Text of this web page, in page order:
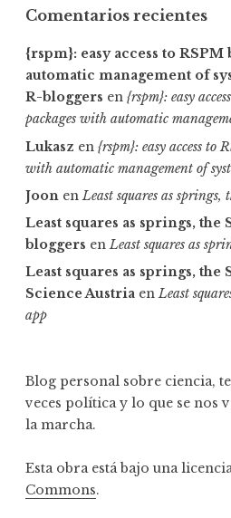
Comentarios recientes
{rspm}: easy access to
automatic management of
R-bloggers en {rspm}: easy
packages with automatic
Lukasz en {rspm}: easy access to
with automatic management of
Joon enLeast squares as springs,
Least squares as springs, the
bloggers enLeast squares as
Least squares as springs, the
Science Austria enLeast
app
Blog personal sobre ciencia,
veces política y lo que se nos
la marcha.
Esta obra está bajo una
Commons.